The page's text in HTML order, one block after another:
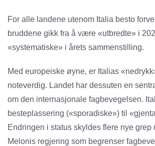
For alle landene utenom Italia besto
bruddene gikk fra å være «utbredte» i
«systematiske» i årets sammenstilling.
Med europeiske øyne, er Italias
noteverdig. Landet har dessuten en
om den internasjonale fagbevegelsen.
besteplassering («sporadiske») til
Endringen i status skyldes flere nye grep
Melonis regjering som begrenser